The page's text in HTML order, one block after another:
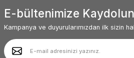
Ürün fiyatı diğer sitelerden daha pahalı.
Bu ürüne benzer farklı alternatifler
Deneyimini Paylaş
E-bültenimize Kaydolun
Kampanya ve duyurularımızdan ilk sizin